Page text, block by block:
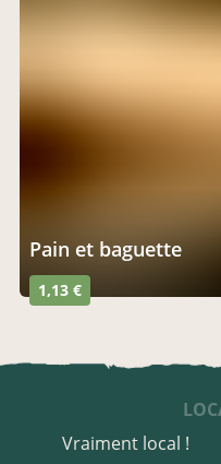
Pain et baguette
1,13 €
Vraiment local !